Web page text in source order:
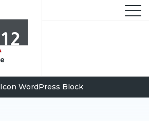
Icon WordPress Block